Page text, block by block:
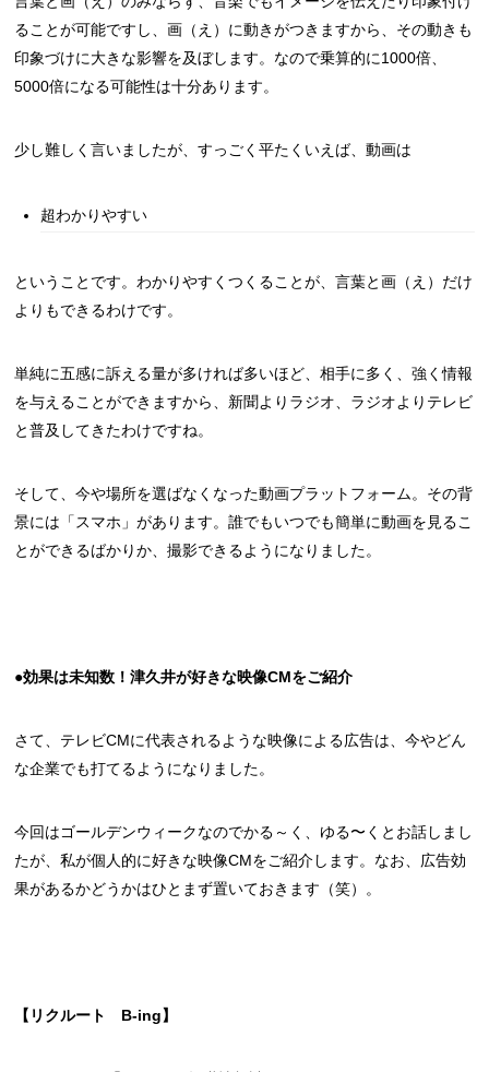
ることが可能ですし、画（え）に動きがつきますから、その動きも
印象づけに大きな影響を及ぼします。なので乗算的に1000倍、
5000倍になる可能性は十分あります。
少し難しく言いましたが、すっごく平たくいえば、動画は
超わかりやすい
ということです。わかりやすくつくることが、言葉と画（え）だけ
よりもできるわけです。
単純に五感に訴える量が多ければ多いほど、相手に多く、強く情報
を与えることができますから、新聞よりラジオ、ラジオよりテレビ
と普及してきたわけですね。
そして、今や場所を選ばなくなった動画プラットフォーム。その背
景には「スマホ」があります。誰でもいつでも簡単に動画を見るこ
とができるばかりか、撮影できるようになりました。
●効果は未知数！津久井が好きな映像CMをご紹介
さて、テレビCMに代表されるような映像による広告は、今やどん
な企業でも打てるようになりました。
今回はゴールデンウィークなのでかる～く、ゆる〜くとお話しまし
たが、私が個人的に好きな映像CMをご紹介します。なお、広告効
果があるかどうかはひとまず置いておきます（笑）。
【リクルート B-ing】